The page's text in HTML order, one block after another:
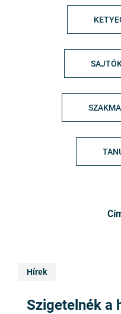
Hírek
Szigetelnék a